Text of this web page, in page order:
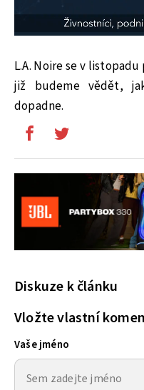
L.A. Noire se v
již budeme vědět,
dopadne.
Diskuze k článku
Vložte vlastní
Vaše jméno